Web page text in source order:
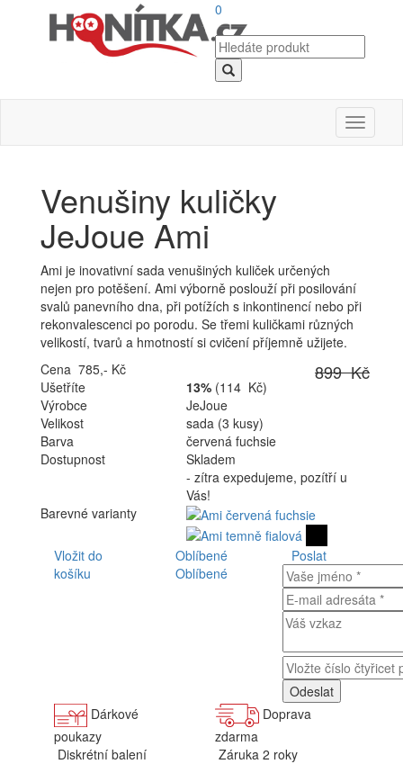
0
Toggle
Venušiny kuličky
JeJoue Ami
Ami je inovativní sada venušiných kuliček určených
nejen pro potěšení. Ami výborně poslouží při posilování
svalů panevního dna, při potížích s inkontinencí nebo při
rekonvalescenci po porodu. Se třemi kuličkami různých
velikostí, tvarů a hmotností si cvičení příjemně užijete.
899 Kč
Cena 785,- Kč
Ušetříte
13%(114 Kč)
Výrobce
JeJoue
Velikost
sada (3 kusy)
Barva
červená fuchsie
Dostupnost
Skladem
- zítra expedujeme, pozítří u
Vás!
Barevné varianty
Vložit do
košíku
Oblíbené
Oblíbené
Poslat
Dárkové
poukazy
Doprava
zdarma
Diskrétní balení
Záruka 2 roky